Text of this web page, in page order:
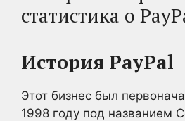
статистика о
История PayPal
Этот бизнес был
1998 году под названием